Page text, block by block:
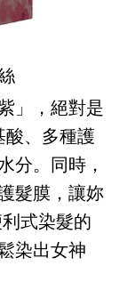
」，絕對是
酸、多種護
分。同時，
髮膜，讓妳
式染髮的
染出女神